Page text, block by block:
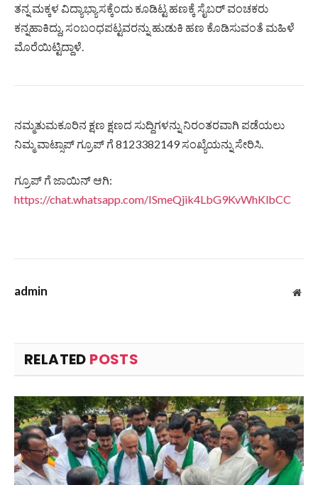
ತನ್ನ ಮಕ್ಕಳ ವಿದ್ಯಾಭ್ಯಾಸಕ್ಕೆಂದು ಕೂಡಿಟ್ಟ ಹಣಕ್ಕೆ ಸೈಬರ್ ವಂಚಕರು
ಕನ್ನಹಾಕಿದ್ದು, ಸಂಬಂಧಪಟ್ಟವರನ್ನು ಹುಡುಕಿ ಹಣ ಕೊಡಿಸುವಂತೆ ಮಹಿಳೆ
ಮೊರೆಯಿಟ್ಟಿದ್ದಾಳೆ.
ನಮ್ಮತುಮಕೂರಿನ ಕ್ಷಣ ಕ್ಷಣದ ಸುದ್ದಿಗಳನ್ನು ನಿರಂತರವಾಗಿ ಪಡೆಯಲು
ನಿಮ್ಮ ವಾಟ್ಸಾಪ್ ಗ್ರೂಪ್ ಗೆ 8123382149 ಸಂಖ್ಯೆಯನ್ನು ಸೇರಿಸಿ.
ಗ್ರೂಪ್ ಗೆ ಜಾಯಿನ್ ಆಗಿ:
https://chat.whatsapp.com/ISmeQjik4LbG9KvWhKlbCC
admin
RELATED POSTS